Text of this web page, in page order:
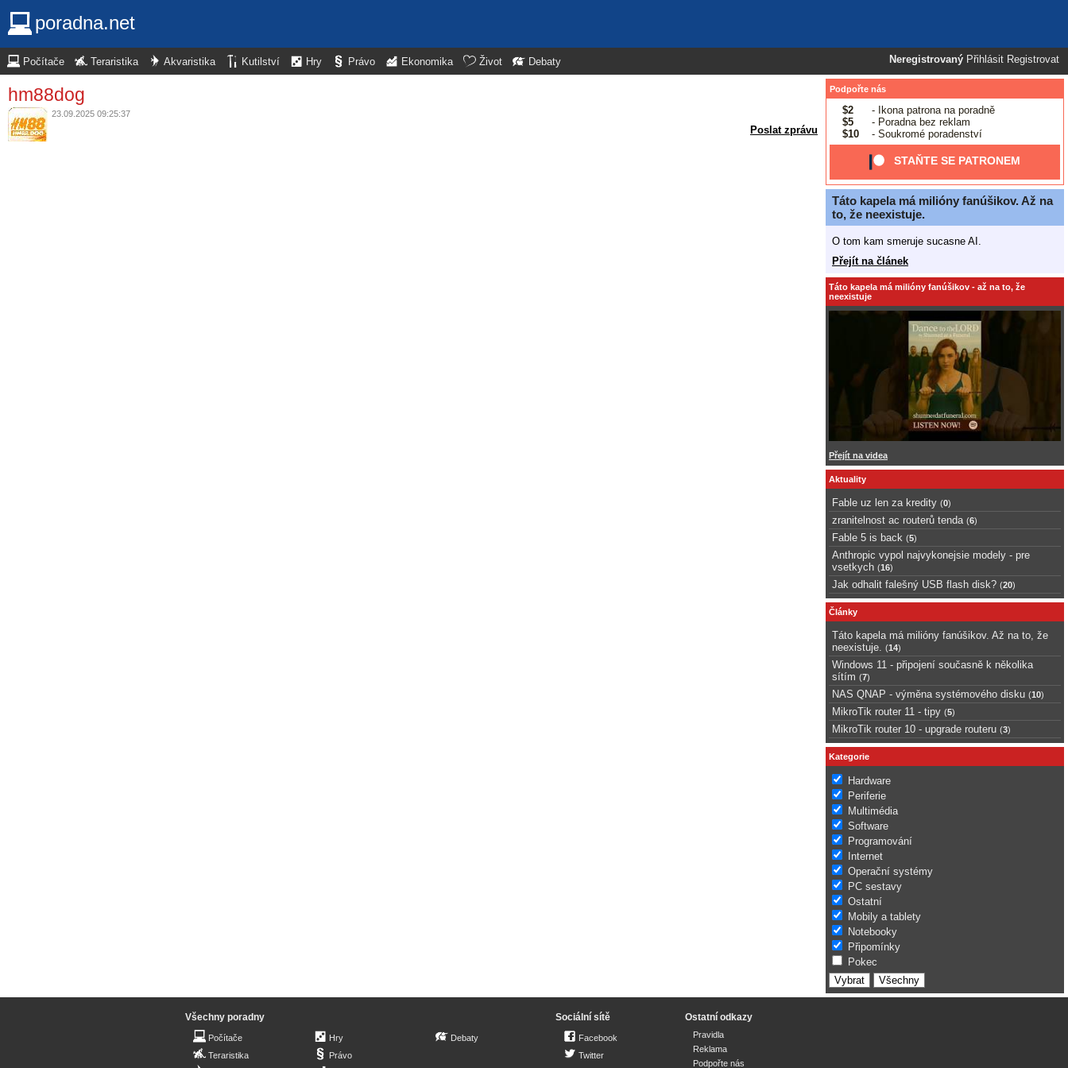
poradna.net
Neregistrovaný Přihlásit Registrovat
Počítače Teraristika Akvaristika Kutilství Hry Právo Ekonomika Život Debaty
hm88dog
23.09.2025 09:25:37
Poslat zprávu
Podpořte nás
$2
- Ikona patrona na poradně
$5
- Poradna bez reklam
$10
- Soukromé poradenství
STAŇTE SE PATRONEM
Táto kapela má milióny fanúšikov. Až na
to, že neexistuje.
O tom kam smeruje sucasne AI.
Přejít na článek
Táto kapela má milióny fanúšikov - až na to, že
neexistuje
Přejít na videa
Aktuality
Fable uz len za kredity (0)
zranitelnost ac routerů tenda (6)
Fable 5 is back (5)
Anthropic vypol najvykonejsie modely - pre
vsetkych (16)
Jak odhalit falešný USB flash disk? (20)
Články
Táto kapela má milióny fanúšikov. Až na to, že
neexistuje.
(14)
Windows 11 - připojení současně k několika
sítím (7)
NAS QNAP - výměna systémového disku (10)
MikroTik router 11 - tipy (5)
MikroTik router 10 - upgrade routeru (3)
Kategorie
Hardware
Periferie
Multimédia
Software
Programování
Internet
Operační systémy
PC sestavy
Ostatní
Mobily a tablety
Notebooky
Připomínky
Pokec
Všechny poradny
Počítače
Teraristika
Hry
Právo
Debaty
Sociální sítě
Facebook
Twitter
Ostatní odkazy
Pravidla
Reklama
Podpořte nás